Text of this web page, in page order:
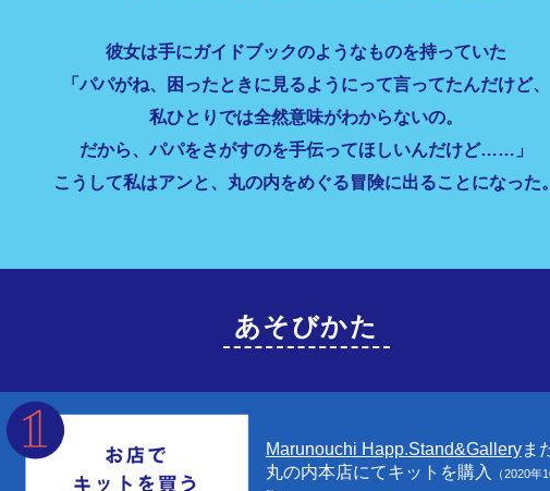
彼女は手にガイドブックのようなものを持っていた
「パパがね、困ったときに見るようにって言ってたんだけど、
私ひとりでは全然意味がわからないの。
だから、パパをさがすのを手伝ってほしいんだけど……」
こうして私はアンと、丸の内をめぐる冒険に出ることになった
あそびかた
Marunouchi Happ.Stand&Galleryま
丸の内本店にてキットを購入
（2020年